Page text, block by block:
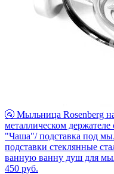
🚰 Мыльница Rosenberg
металлическом
"Чаша"/ подставка под
подставки стеклянные
ванную ванну душ для
450 руб.